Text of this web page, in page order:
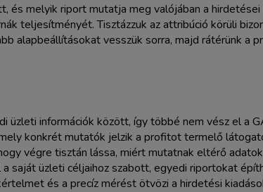
és melyik riport mutatja meg valójában a
teljesítményét. Tisztázzuk az attribúció körüli
alapbeállításokat vesszük sorra, majd rátérünk
információk között, így többé nem vész el a
konkrét mutatók jelzik a profitot termelő
végre tisztán lássa, miért mutatnak eltérő
saját üzleti céljaihoz szabott, egyedi riportokat
és a precíz mérést ötvözi a hirdetési